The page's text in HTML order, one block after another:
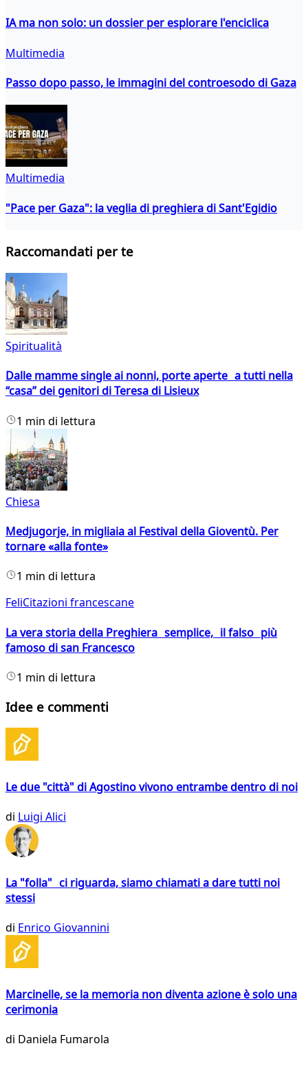
IA ma non solo: un dossier per esplorare l'enciclica
Multimedia
Passo dopo passo, le immagini del controesodo di Gaza
Multimedia
"Pace per Gaza": la veglia di preghiera di Sant'Egidio
Raccomandati per te
Spiritualità
Dalle mamme single ai nonni, porte aperte a tutti nella
“casa” dei genitori di Teresa di Lisieux
1 min di lettura
Chiesa
Medjugorje, in migliaia al Festival della Gioventù. Per
tornare «alla fonte»
1 min di lettura
FeliCitazioni francescane
La vera storia della Preghiera semplice, il falso più
famoso di san Francesco
1 min di lettura
Idee e commenti
Le due "città" di Agostino vivono entrambe dentro di noi
di Luigi Alici
La "folla" ci riguarda, siamo chiamati a dare tutti noi
stessi
di Enrico Giovannini
Marcinelle, se la memoria non diventa azione è solo una
cerimonia
di Daniela Fumarola